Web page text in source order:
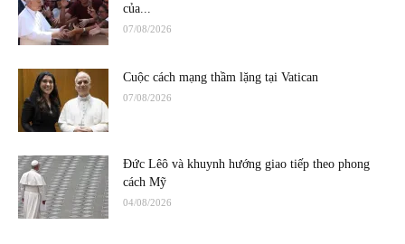
của...
07/08/2026
Cuộc cách mạng thầm lặng tại Vatican
07/08/2026
Đức Lêô và khuynh hướng giao tiếp theo phong
cách Mỹ
04/08/2026